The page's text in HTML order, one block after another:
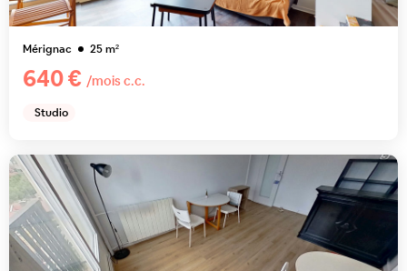
Mérignac 25m²
640 € /mois c.c.
Studio